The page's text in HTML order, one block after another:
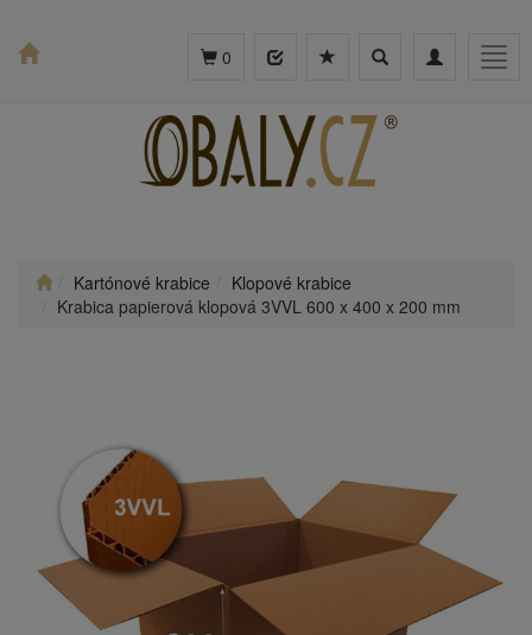
Toggle
Toggle
0
Kartónové krabice
Klopové krabice
Krabica papierová klopová 3VVL 600 x 400 x 200 mm